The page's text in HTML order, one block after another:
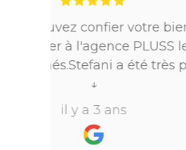
Je cherchais
Paris, tout s’est
la mise en
location. Le
beaucoup de
perdre l’aspect
vraiment bien !